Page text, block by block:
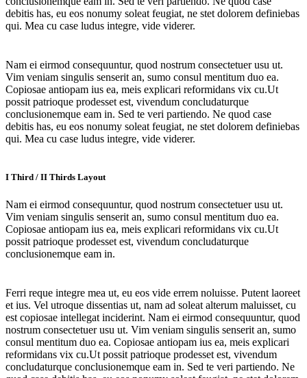
debitis has, eu eos nonumy soleat feugiat, ne stet dolorem definiebas
qui. Mea cu case ludus integre, vide viderer.
Nam ei eirmod consequuntur, quod nostrum consectetuer usu ut.
Vim veniam singulis senserit an, sumo consul mentitum duo ea.
Copiosae antiopam ius ea, meis explicari reformidans vix cu.Ut
possit patrioque prodesset est, vivendum concludaturque
conclusionemque eam in. Sed te veri partiendo. Ne quod case
debitis has, eu eos nonumy soleat feugiat, ne stet dolorem definiebas
qui. Mea cu case ludus integre, vide viderer.
I Third / II Thirds Layout
Nam ei eirmod consequuntur, quod nostrum consectetuer usu ut.
Vim veniam singulis senserit an, sumo consul mentitum duo ea.
Copiosae antiopam ius ea, meis explicari reformidans vix cu.Ut
possit patrioque prodesset est, vivendum concludaturque
conclusionemque eam in.
Ferri reque integre mea ut, eu eos vide errem noluisse. Putent laoreet
et ius. Vel utroque dissentias ut, nam ad soleat alterum maluisset, cu
est copiosae intellegat inciderint. Nam ei eirmod consequuntur, quod
nostrum consectetuer usu ut. Vim veniam singulis senserit an, sumo
consul mentitum duo ea. Copiosae antiopam ius ea, meis explicari
reformidans vix cu.Ut possit patrioque prodesset est, vivendum
concludaturque conclusionemque eam in. Sed te veri partiendo. Ne